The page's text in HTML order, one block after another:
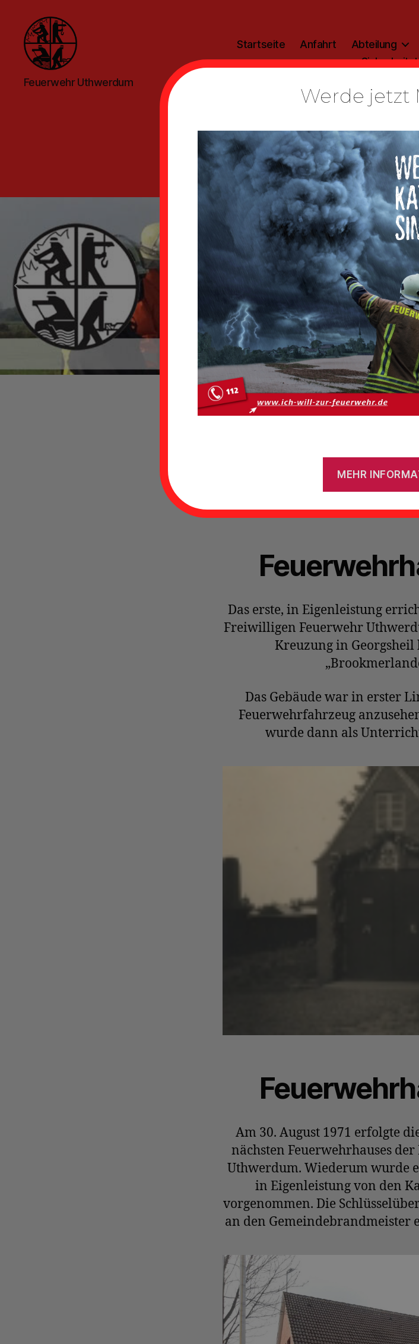
Feuerwehr
Uthwerdum
Feuerwehr Uthwerdum
Startseite Anfahrt Abteilung
Das erste Gebäude der
Uthwerdum, damals noch als
Das erste, in Eigenleistung
Freiwilligen Feuerwehr
Kreuzung in
Das Gebäude war in erster
Feuerwehrfahrzeug
wurde dann als
Am 30. August 1971 erfolgte
nächsten Feuerwehrhauses
Uthwerdum. Wiederum wurde
in Eigenleistung von den
vorgenommen. Die
an den Gemeindebrandmeister
Werde jetzt
MEHR